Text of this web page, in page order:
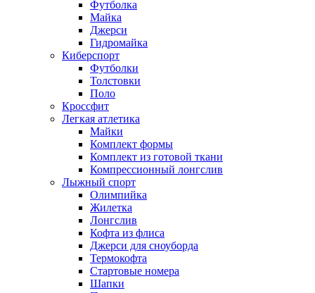
Футболка
Майка
Джерси
Гидромайка
Киберспорт
Футболки
Толстовки
Поло
Кроссфит
Легкая атлетика
Майки
Комплект формы
Комплект из готовой ткани
Компрессионный лонгслив
Лыжный спорт
Олимпийка
Жилетка
Лонгслив
Кофта из флиса
Джерси для сноуборда
Термокофта
Стартовые номера
Шапки